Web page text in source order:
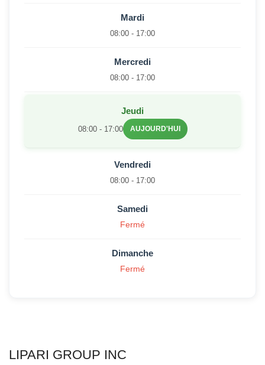
Mardi
08:00 - 17:00
Mercredi
08:00 - 17:00
Jeudi
08:00 - 17:00 AUJOURD'HUI
Vendredi
08:00 - 17:00
Samedi
Fermé
Dimanche
Fermé